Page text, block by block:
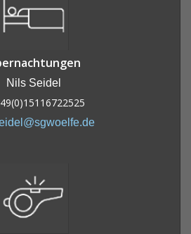
Nils Seidel